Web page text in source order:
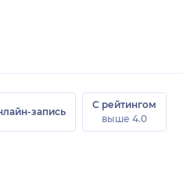
запись
С рейтингом
выше 4.0